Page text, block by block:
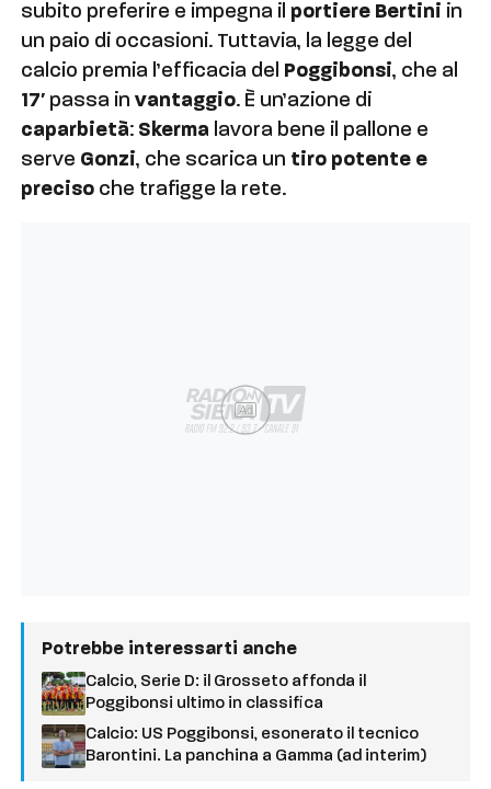
subito preferire e impegna il portiere Bertini in
un paio di occasioni. Tuttavia, la legge del
calcio premia l’efficacia del Poggibonsi, che al
17′ passa invantaggio. È un’azione di
caparbietà: Skerma lavora bene il pallone e
serve Gonzi, che scarica un tiro potente e
preciso che trafigge la rete.
Ad
Potrebbe interessarti anche
Calcio, Serie D: il Grosseto affonda il
Poggibonsi ultimo in classifica
Calcio: US Poggibonsi, esonerato il tecnico
Barontini. La panchina a Gamma (ad interim)